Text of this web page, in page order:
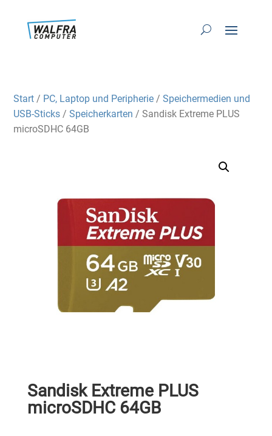
Start / PC, Laptop und Peripherie /Speichermedien und
USB-Sticks /Speicherkarten / Sandisk Extreme PLUS
microSDHC 64GB
Sandisk Extreme PLUS
microSDHC 64GB